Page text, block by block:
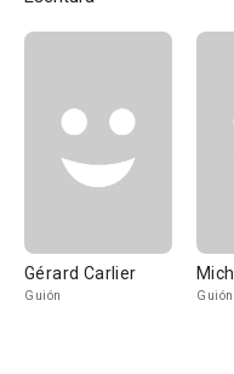
Gérard Carlier
Guión Guión